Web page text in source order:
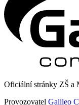
Oficiální stránky ZŠ a
Provozovatel Galileo